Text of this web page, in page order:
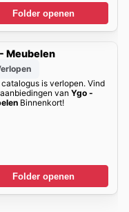
Folder openen
Meubelen
is verlopen. Vind
van Ygo -
Binnenkort!
Folder openen